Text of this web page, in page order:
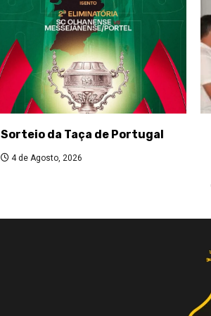
Sorteio da Taça de Portugal
4 de Agosto, 2026